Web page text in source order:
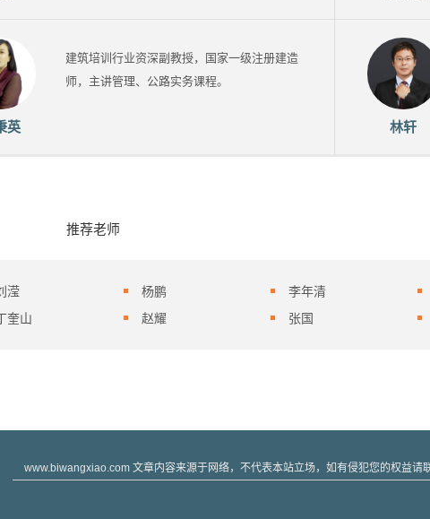
英
建筑培训行业资深副教授，国家一级注册建造
师，主讲管理、公路实务课程。
林轩
推荐老师
滢 杨鹏 李年清
奎山
赵耀 张国
www.biwangxiao.com 文章内容来源于网络，不代表本站立场，如有侵犯您的权益请联